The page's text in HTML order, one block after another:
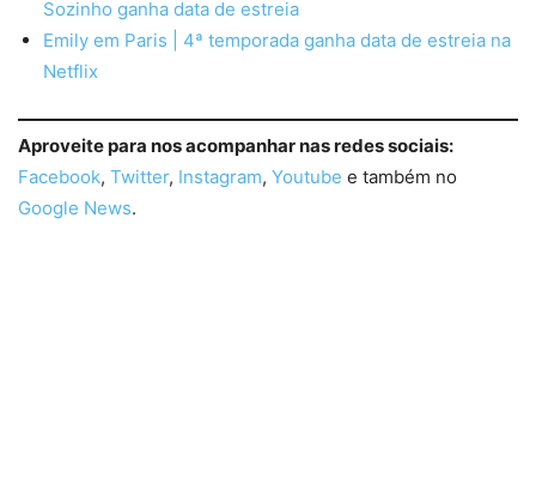
Sozinho ganha data de estreia
Emily em Paris | 4ª temporada ganha data de estreia na
Netflix
Aproveite para nos acompanhar nas redes sociais:
Facebook, Twitter, Instagram, Youtube e também no
Google News.